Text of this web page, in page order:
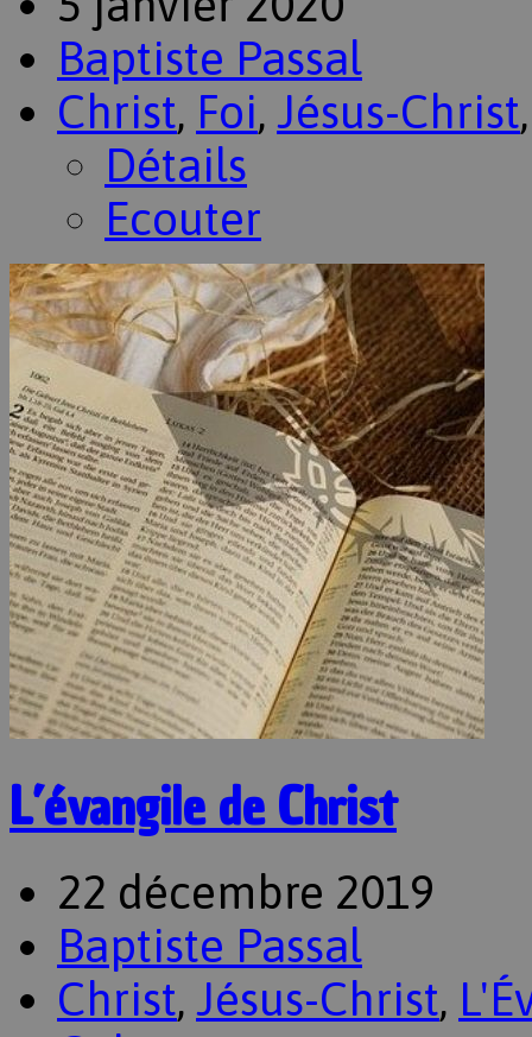
Baptiste Passal
Christ, Foi, Jésus-Christ
Détails
Ecouter
L’évangile de Christ
22 décembre 2019
Baptiste Passal
Christ, Jésus-Christ,